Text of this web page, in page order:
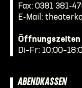
Fax: 0381 381-
E-Mail:
Öffnungszeiten
Di–Fr:
ABENDKASSEN